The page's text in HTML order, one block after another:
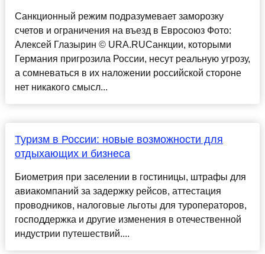
Санкционный режим подразумевает заморозку
счетов и ограничения на въезд в Евросоюз Фото:
Алексей Глазырин © URA.RUСанкции, которыми
Германия пригрозила России, несут реальную угрозу,
а сомневаться в их наложении российской стороне
нет никакого смысл...
Туризм в России: новые возможности для
отдыхающих и бизнеса
Биометрия при заселении в гостиницы, штрафы для
авиакомпаний за задержку рейсов, аттестация
проводников, налоговые льготы для туроператоров,
господдержка и другие изменения в отечественной
индустрии путешествий....